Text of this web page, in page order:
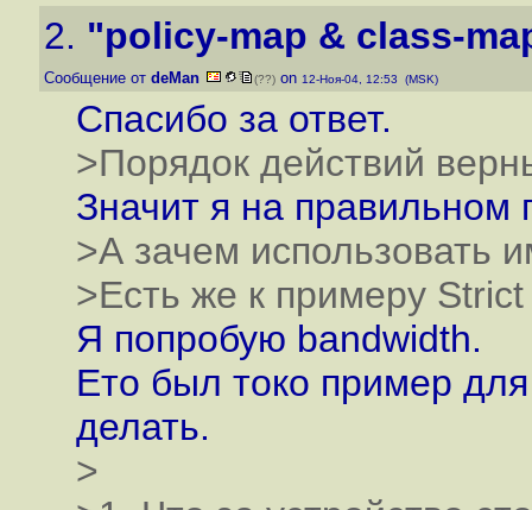
2. "policy-map & class-
Сообщение от deMan (??) on 12-Ноя-04, 12:53 (MSK)
Спасибо за ответ.
>Порядок действий
Значит я на правильном
>А зачем использовать
>Есть же к примеру
Я попробую bandwidth.
Ето был токо пример
делать.
>